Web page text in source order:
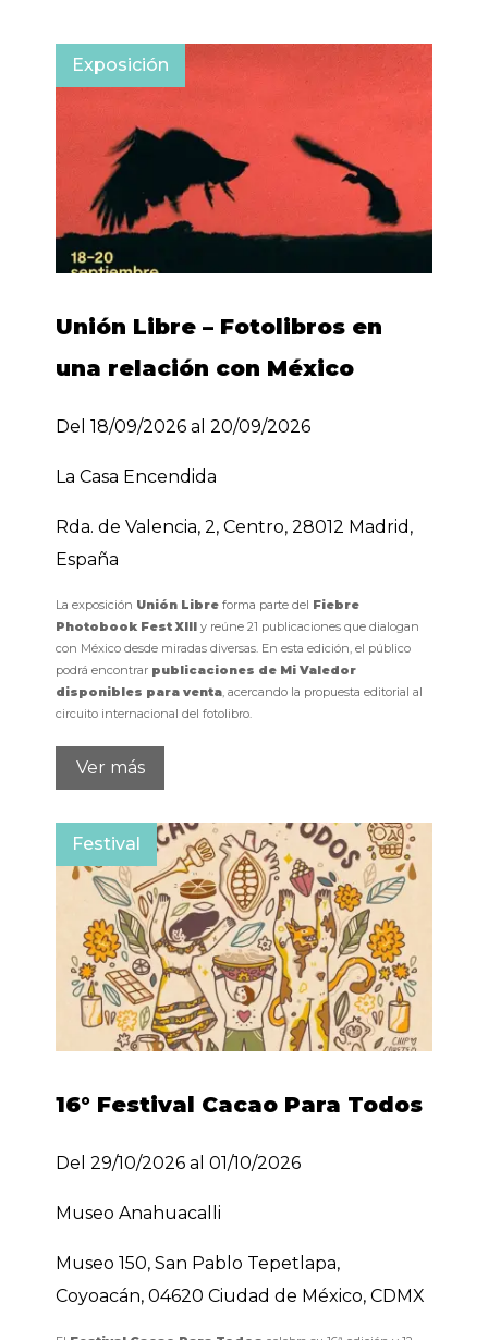
Exposición
Unión Libre – Fotolibros en
una relación con México
Del 18/09/2026 al 20/09/2026
La Casa Encendida
Rda. de Valencia, 2, Centro, 28012 Madrid,
España
La exposición Unión Libre forma parte del Fiebre
Photobook Fest XIII y reúne 21 publicaciones que dialogan
con México desde miradas diversas. En esta edición, el público
podrá encontrar publicaciones de Mi Valedor
disponibles para venta , acercando la propuesta editorial al
circuito internacional del fotolibro.
Ver más
Festival
16° Festival Cacao Para Todos
Del 29/10/2026 al 01/10/2026
Museo Anahuacalli
Museo 150, San Pablo Tepetlapa,
Coyoacán, 04620 Ciudad de México, CDMX